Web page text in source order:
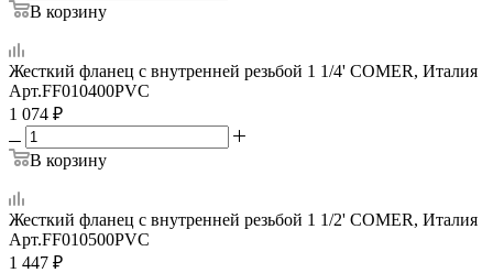
В корзину
Жесткий фланец с внутренней резьбой 1 1/4' COMER, Италия
Арт.FF010400PVC
1 074 ₽
В корзину
Жесткий фланец с внутренней резьбой 1 1/2' COMER, Италия
Арт.FF010500PVC
1 447 ₽